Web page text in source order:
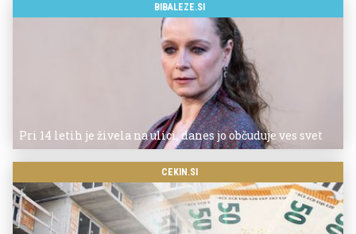
BIBALEZE.SI
Pri 14 letih je živela na ulici, danes jo občuduje ves svet
CEKIN.SI